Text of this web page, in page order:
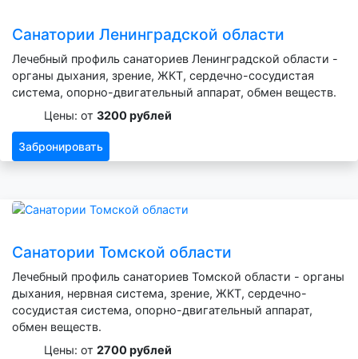
Санатории Ленинградской области
Лечебный профиль санаториев Ленинградской области -
органы дыхания, зрение, ЖКТ, сердечно-сосудистая
система, опорно-двигательный аппарат, обмен веществ.
Цены: от 3200 рублей
Забронировать
Санатории Томской области
Лечебный профиль санаториев Томской области - органы
дыхания, нервная система, зрение, ЖКТ, сердечно-
сосудистая система, опорно-двигательный аппарат,
обмен веществ.
Цены: от 2700 рублей